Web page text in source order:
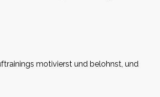
motivierst und belohnst, und